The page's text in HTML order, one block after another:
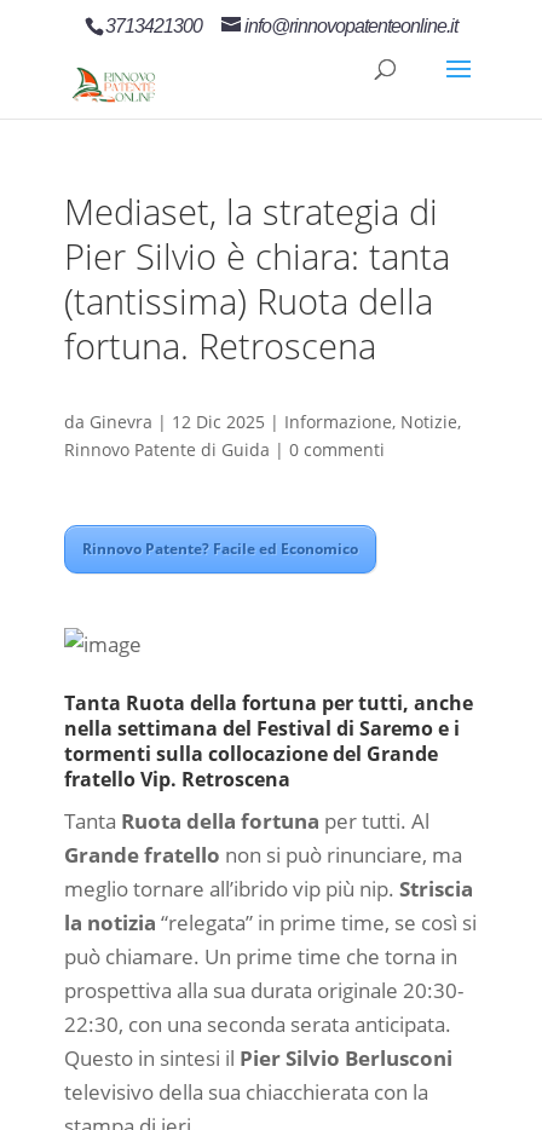
3713421300 info@rinnovopatenteonline.it
Mediaset, la strategia di
Pier Silvio è chiara: tanta
(tantissima) Ruota della
fortuna. Retroscena
da Ginevra | 12 Dic 2025 | Informazione, Notizie,
Rinnovo Patente di Guida | 0 commenti
Rinnovo Patente? Facile ed Economico
Tanta Ruota della fortuna per tutti, anche
nella settimana del Festival di Saremo e i
tormenti sulla collocazione del Grande
fratello Vip. Retroscena
Tanta Ruota della fortuna per tutti. Al
Grande fratello non si può rinunciare, ma
meglio tornare all’ibrido vip più nip. Striscia
la notizia “relegata” in prime time, se così si
può chiamare. Un prime time che torna in
prospettiva alla sua durata originale 20:30-
22:30, con una seconda serata anticipata.
Questo in sintesi il Pier Silvio Berlusconi
televisivo della sua chiacchierata con la